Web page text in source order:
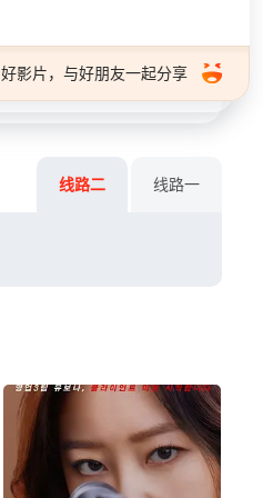
好影片，与好朋友一起分享
线路二 线路一